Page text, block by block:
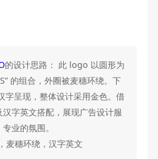
的设计思路： 此 logo 以圆形为
的组合，外圈被麦穗环绕。下
字呈现，整体设计采用金色。借
字英文搭配，展现广告设计服
业的氛围。
麦穗环绕，汉字英文